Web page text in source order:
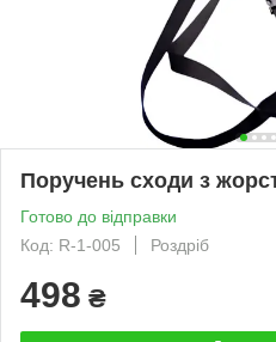
Поручень сходи з
Готово до відправки
Код: R-1-005
Роздріб
498 ₴